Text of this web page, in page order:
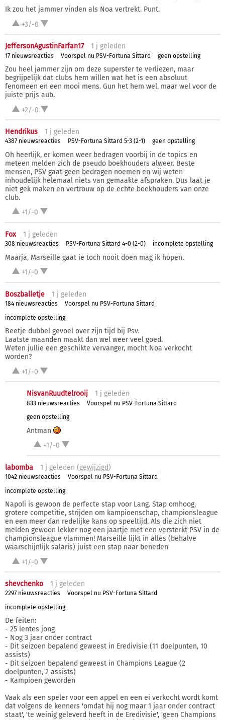
Ik zou het jammer vinden als Noa vertrekt. Punt.
+3/-0
JeffersonAgustinFarfan17 1 j geleden
17 nieuwsreacties Voorspel nu PSV-Fortuna Sittard geen opstelling
Zou heel jammer zijn om deze superster te verliezen, maar
begrijpelijk dat clubs hem willen wat het is een absoluut
fenomeen en een mooi mens. Gun het hem wel, maar wel voor de
juiste prijs aub.
+2/-0
Hendrikus 1 j geleden
4387 nieuwsreacties PSV-Fortuna Sittard 5-3 (2-1) geen opstelling
Oh heerlijk, er komen weer bedragen voorbij in de topics en
meteen melden zich de pseudo boekhouders alweer. Beste
mensen, PSV gaat geen bedragen noemen en wij weten
inhoudelijk helemaal niets van gemaakte afspraken. Dus laat je
niet gek maken en vertrouw op de echte boekhouders van onze
club.
+1/-0
Fox 1 j geleden
308 nieuwsreacties PSV-Fortuna Sittard 4-0 (2-0) incomplete opstelling
Maarja, Marseille gaat ie toch nooit doen mag ik hopen.
+1/-0
Boszballetje 1 j geleden
184 nieuwsreacties
Voorspel nu PSV-Fortuna Sittard
incomplete opstelling
Beetje dubbel gevoel over zijn tijd bij Psv.
Laatste maanden maakt dan wel weer veel goed.
Weten jullie een geschikte vervanger, mocht Noa verkocht
worden?
+1/-0
NisvanRuudtelrooij 1 j geleden
833 nieuwsreacties
Voorspel nu PSV-Fortuna Sittard
geen opstelling
Antman
+1/-0
labomba 1 j geleden (gewijzigd)
1042 nieuwsreacties
Voorspel nu PSV-Fortuna Sittard
incomplete opstelling
Napoli is gewoon de perfecte stap voor Lang. Stap omhoog,
grotere competitie, strijden om kampioenschap, championsleague
en een meer dan redelijke kans op speeltijd. Als die zich niet
melden gewoon lekker nog een jaartje met een versterkt PSV in de
championsleague vlammen! Marseille lijkt in alles (behalve
waarschijnlijk salaris) juist een stap naar beneden
+1/-0
shevchenko 1 j geleden
2297 nieuwsreacties
Voorspel nu PSV-Fortuna Sittard
incomplete opstelling
De feiten:
- 25 lentes jong
- Nog 3 jaar onder contract
- Dit seizoen bepalend geweest in Eredivisie (11 doelpunten, 10
assists)
- Dit seizoen bepalend geweest in Champions League (2
doelpunten, 2 assists)
- Kampioen geworden
Vaak als een speler voor een appel en een ei verkocht wordt komt
dat volgens de kenners 'omdat hij nog maar 1 jaar onder contract
staat', 'te weinig geleverd heeft in de Eredivisie', 'geen Champions